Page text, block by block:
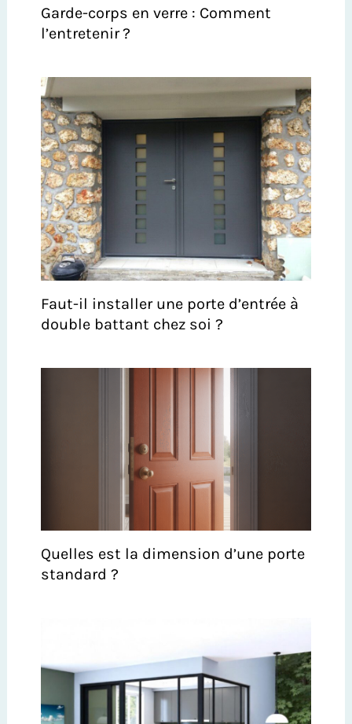
Garde-corps en verre : Comment
l’entretenir ?
Faut-il installer une porte d’entrée à
double battant chez soi ?
Quelles est la dimension d’une porte
standard ?